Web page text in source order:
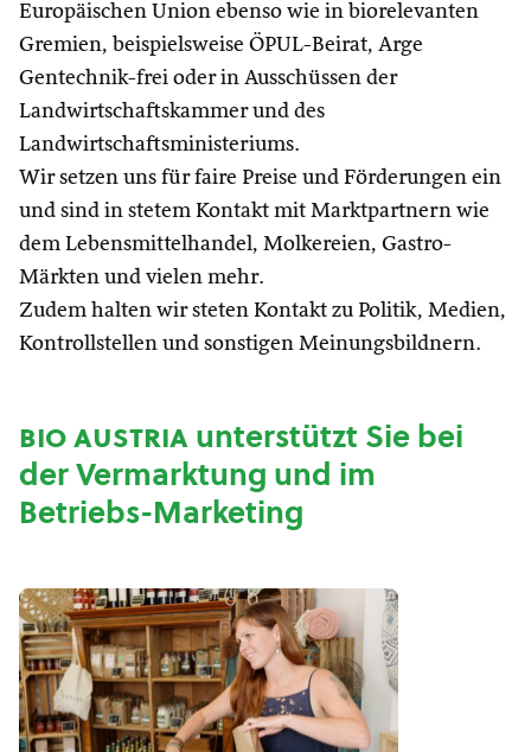
Europäischen Union ebenso wie in biorelevanten
Gremien, beispielsweise ÖPUL-Beirat, Arge
Gentechnik-frei oder in Ausschüssen der
Landwirtschaftskammer und des
Landwirtschaftsministeriums.
Wir setzen uns für faire Preise und Förderungen ein
und sind in stetem Kontakt mit Marktpartnern wie
dem Lebensmittelhandel, Molkereien, Gastro-
Märkten und vielen mehr.
Zudem halten wir steten Kontakt zu Politik, Medien,
Kontrollstellen und sonstigen Meinungsbildnern.
bio austriaunterstützt Sie bei
der Vermarktung und im
Betriebs-Marketing